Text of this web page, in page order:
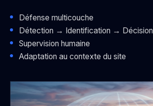
Défense multicouche
Détection → Identification → Décision
Supervision humaine
Adaptation au contexte du site